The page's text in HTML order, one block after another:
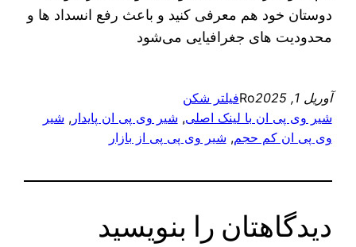
دوستان خود هم معرفی کنید و باعث رفع انسداد ها و
محدودیت های جغرافیایی می‌شود
آوریل 1, 2025 Roفیلتر شکن
شیر وی پی ان با لینک اصلی, شیر وی پی ان پایدار, شیر
وی پی ان کم حجم, شیر وی پی پی از بازار
دیدگاهتان را بنویسید